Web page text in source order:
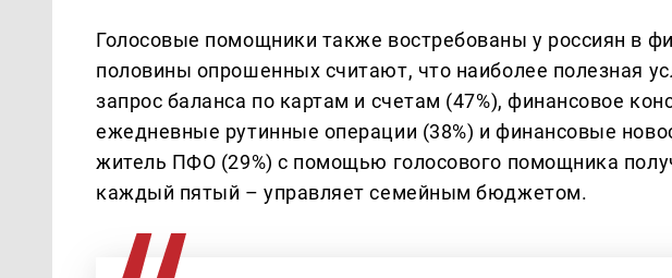
Голосовые помощники также востребованы у россиян в
половины опрошенных считают, что наиболее полезная
запрос баланса по картам и счетам (47%), финансовое
ежедневные рутинные операции (38%) и финансовые
житель ПФО (29%) с помощью голосового помощника
каждый пятый – управляет семейным бюджетом.